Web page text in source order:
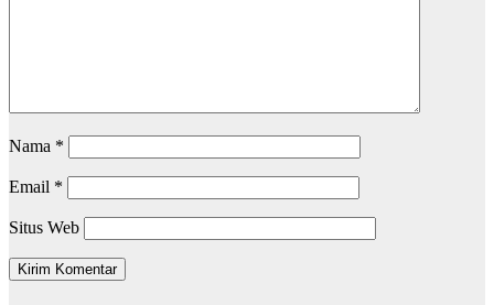
Nama *
Email *
Situs Web